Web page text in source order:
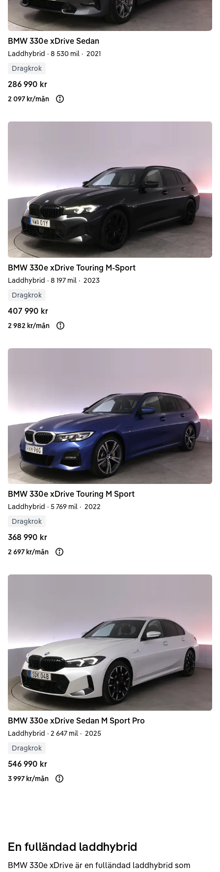
BMW 330e xDrive Sedan
Laddhybrid · 8 530 mil · 2021
Dragkrok
286 990 kr
2 097 kr/mån Läs mer om finansiering
BMW 330e xDrive Touring M-Sport
Laddhybrid · 8 197 mil · 2023
Dragkrok
407 990 kr
2 982 kr/mån Läs mer om finansiering
BMW 330e xDrive Touring M Sport
Laddhybrid · 5 769 mil · 2022
Dragkrok
368 990 kr
2 697 kr/mån Läs mer om finansiering
BMW 330e xDrive Sedan M Sport Pro
Laddhybrid · 2 647 mil · 2025
Dragkrok
546 990 kr
3 997 kr/mån Läs mer om finansiering
En fulländad laddhybrid
BMW 330e xDrive är en fulländad laddhybrid som